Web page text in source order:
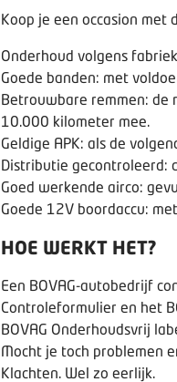
Koop je een occasion met
Onderhoud volgens
Goede banden: met
Betrouwbare remmen: de
10.000 kilometer mee.
Geldige APK: als de
Distributie gecontroleerd:
Goed werkende airco:
Goede 12V boordaccu:
HOE WERKT HET?
Een BOVAG-autobedrijf
Controleformulier en het
BOVAG Onderhoudsvrij
Mocht je toch problemen
Klachten. Wel zo eerlijk.